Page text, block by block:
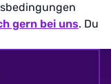
gern bei uns. Du